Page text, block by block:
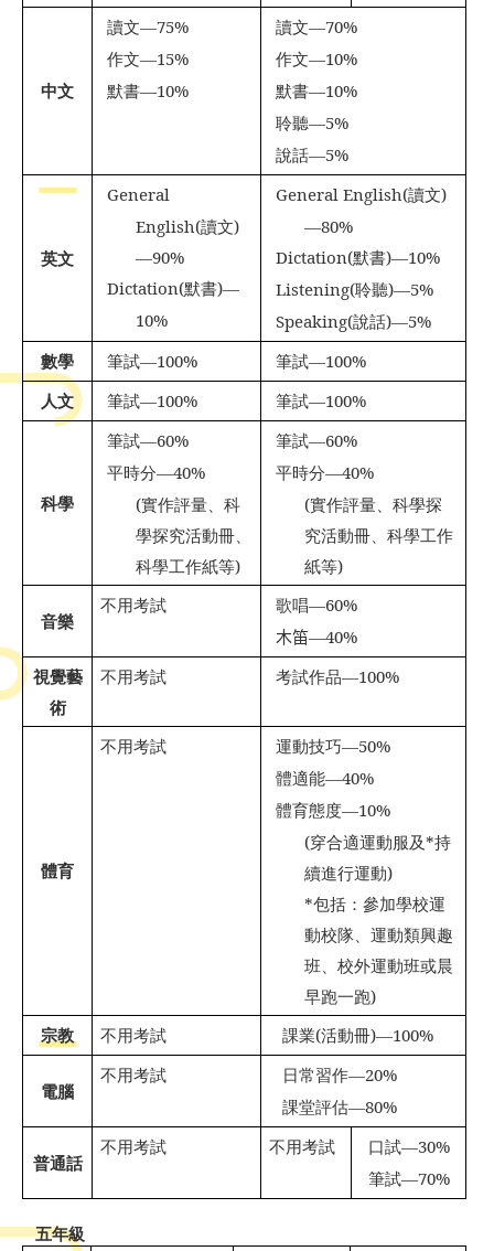
中文
讀文—75%
作文—15%
默書—10%
讀文—70%
作文—10%
默書—10%
聆聽—5%
說話—5%
英文
General
English(讀文)
—90%
Dictation(默書)—
10%
General English(讀文)
—80%
Dictation(默書)—10%
Listening(聆聽)—5%
Speaking(說話)—5%
數學
筆試—100% 筆試—100%
人文
筆試—100% 筆試—100%
科學
筆試—60%
平時分—40%
(實作評量、科
學探究活動冊、
科學工作紙等)
筆試—60%
平時分—40%
(實作評量、科學探
究活動冊、科學工作
紙等)
音樂
不用考試 歌唱—60%
木笛—40%
視覺藝
術
不用考試 考試作品—100%
體育
不用考試 運動技巧—50%
體適能—40%
體育態度—10%
(穿合適運動服及 *持
續進行運動)
*包括：參加學校運
動校隊、運動類興趣
班、校外運動班或晨
早跑一跑)
宗教
不用考試 課業(活動冊)—100%
電腦
不用考試 日常習作—20%
課堂評估—80%
普通話
不用考試 不用考試 口試—30%
筆試—70%
五年級